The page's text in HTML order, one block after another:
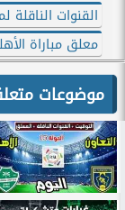
القنوات الناقلة
معلق مباراة
موضوعات